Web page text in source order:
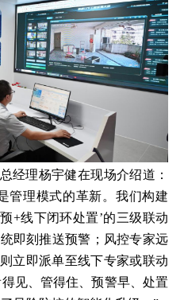
经理杨宇健在现场介绍道：
管理模式的革新。我们构建
+线下闭环处置’的三级联动
即刻推送预警；风控专家远
立即派单至线下专家或联动
见、管得住、预警早、处置